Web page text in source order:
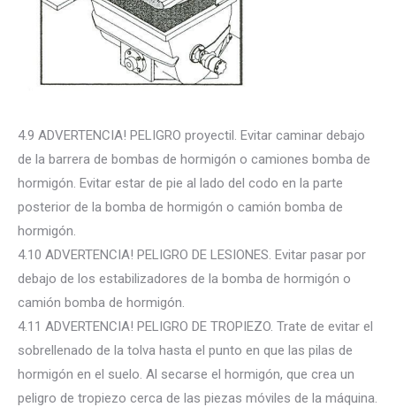
4.9 ADVERTENCIA! PELIGRO proyectil. Evitar caminar debajo
de la barrera de bombas de hormigón o camiones bomba de
hormigón. Evitar estar de pie al lado del codo en la parte
posterior de la bomba de hormigón o camión bomba de
hormigón.
4.10 ADVERTENCIA! PELIGRO DE LESIONES. Evitar pasar por
debajo de los estabilizadores de la bomba de hormigón o
camión bomba de hormigón.
4.11 ADVERTENCIA! PELIGRO DE TROPIEZO. Trate de evitar el
sobrellenado de la tolva hasta el punto en que las pilas de
hormigón en el suelo. Al secarse el hormigón, que crea un
peligro de tropiezo cerca de las piezas móviles de la máquina.